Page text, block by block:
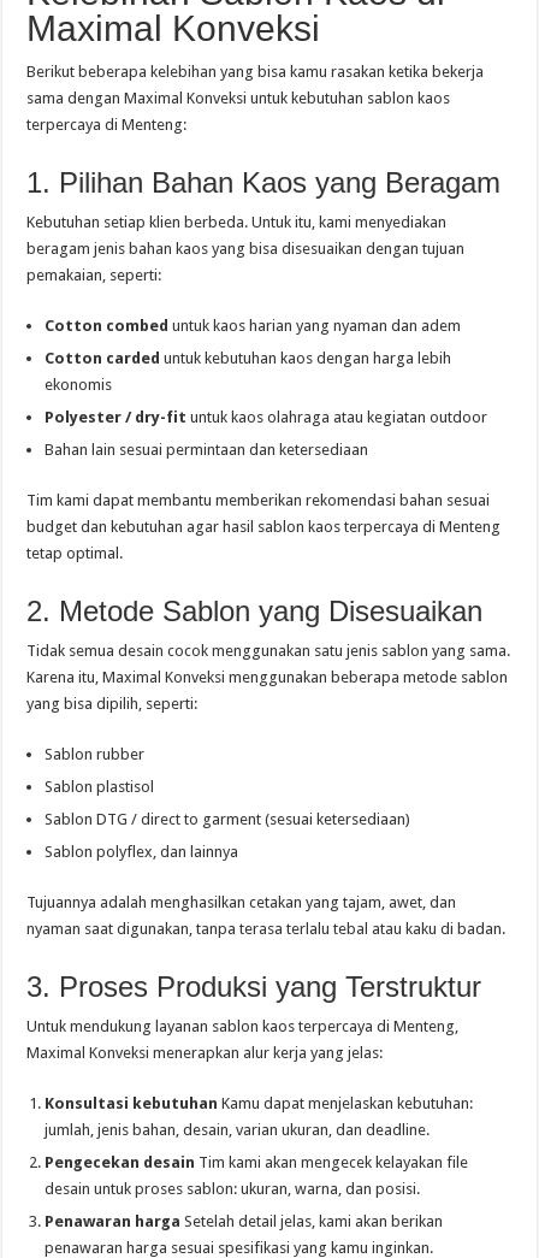
Maximal Konveksi
Berikut beberapa kelebihan yang bisa kamu rasakan ketika bekerja
sama dengan Maximal Konveksi untuk kebutuhan sablon kaos
terpercaya di Menteng:
1. Pilihan Bahan Kaos yang Beragam
Kebutuhan setiap klien berbeda. Untuk itu, kami menyediakan
beragam jenis bahan kaos yang bisa disesuaikan dengan tujuan
pemakaian, seperti:
Cotton combed untuk kaos harian yang nyaman dan adem
Cotton carded untuk kebutuhan kaos dengan harga lebih
ekonomis
Polyester / dry-fit untuk kaos olahraga atau kegiatan outdoor
Bahan lain sesuai permintaan dan ketersediaan
Tim kami dapat membantu memberikan rekomendasi bahan sesuai
budget dan kebutuhan agar hasil sablon kaos terpercaya di Menteng
tetap optimal.
2. Metode Sablon yang Disesuaikan
Tidak semua desain cocok menggunakan satu jenis sablon yang sama.
Karena itu, Maximal Konveksi menggunakan beberapa metode sablon
yang bisa dipilih, seperti:
Sablon rubber
Sablon plastisol
Sablon DTG / direct to garment (sesuai ketersediaan)
Sablon polyflex, dan lainnya
Tujuannya adalah menghasilkan cetakan yang tajam, awet, dan
nyaman saat digunakan, tanpa terasa terlalu tebal atau kaku di badan.
3. Proses Produksi yang Terstruktur
Untuk mendukung layanan sablon kaos terpercaya di Menteng,
Maximal Konveksi menerapkan alur kerja yang jelas:
Konsultasi kebutuhan Kamu dapat menjelaskan kebutuhan:
jumlah, jenis bahan, desain, varian ukuran, dan deadline.
Pengecekan desain Tim kami akan mengecek kelayakan file
desain untuk proses sablon: ukuran, warna, dan posisi.
Penawaran harga Setelah detail jelas, kami akan berikan
penawaran harga sesuai spesifikasi yang kamu inginkan.